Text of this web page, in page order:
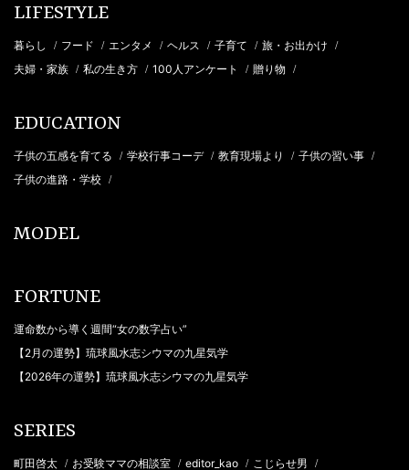
LIFESTYLE
暮らし / フード / エンタメ / ヘルス / 子育て / 旅・お出かけ /
夫婦・家族 / 私の生き方 / 100人アンケート / 贈り物 /
EDUCATION
子供の五感を育てる / 学校行事コーデ / 教育現場より / 子供の習い事 /
子供の進路・学校 /
MODEL
FORTUNE
運命数から導く週間“女の数字占い”
【2月の運勢】琉球風水志シウマの九星気学
【2026年の運勢】琉球風水志シウマの九星気学
SERIES
町田啓太 / お受験ママの相談室 / editor_kao / こじらせ男 /